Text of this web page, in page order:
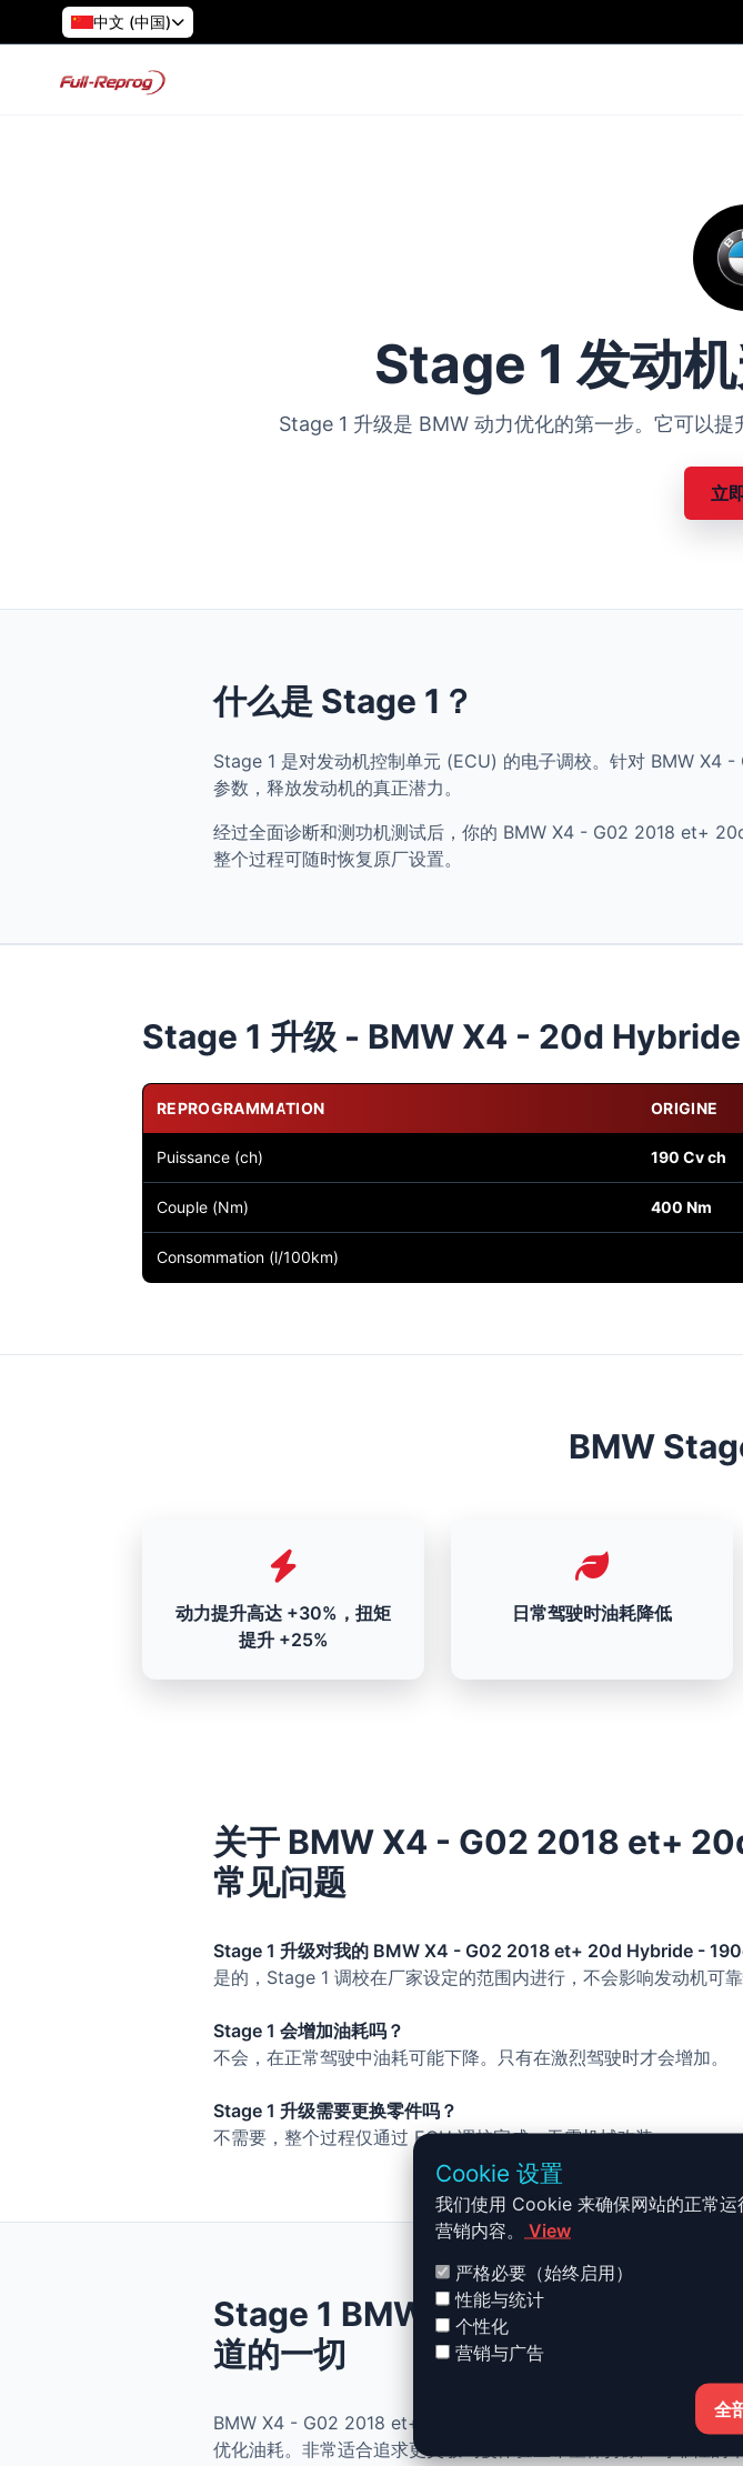
中文 (中国)
Stage 1 发动
Stage 1 升级是 BMW 动力优化的第一步。它可以
立
什么是 Stage 1？
Stage 1 是对发动机控制单元 (ECU) 的电子调校。针对 BMW
参数，释放发动机的真正潜力。
经过全面诊断和测功机测试后，你的 BMW X4 - G02 2018 et+
整个过程可随时恢复原厂设置。
Stage 1 升级 - BMW X4 - 20d
REPROGRAMMATION ORIGINE
Puissance (ch) 190 Cv ch
Couple (Nm) 400 Nm
Consommation (l/100km)
BMW
动力提升高达 +30%，扭矩
提升 +25%
日常驾驶时油耗降低
关于 BMW X4 - G02 2018 et+
常见问题
Stage 1 升级对我的 BMW X4 - G02 2018 et+ 20d Hybride -
是的，Stage 1 调校在厂家设定的范围内进行，不会影响发动机可靠
Stage 1 会增加油耗吗？
不会，在正常驾驶中油耗可能下降。只有在激烈驾驶时才会增加。
Stage 1 升级需要更换零件吗？
不需要，整个过程仅通过 ECU 调校完成，无需机械改装。
Stage 1 BMW X4 - G02 2018
道的一切
BMW X4 - G02 2018 et+ 20d Hybride - 190ch 的 Stage 1 升级
优化油耗。非常适合追求更灵敏驾驶体验且希望保持原厂可靠性的车
Cookie 设置
我们使用 Cookie 来确保网站的正常
营销内容。
View
严格必要（始终启用）
性能与统计
个性化
营销与广告
全